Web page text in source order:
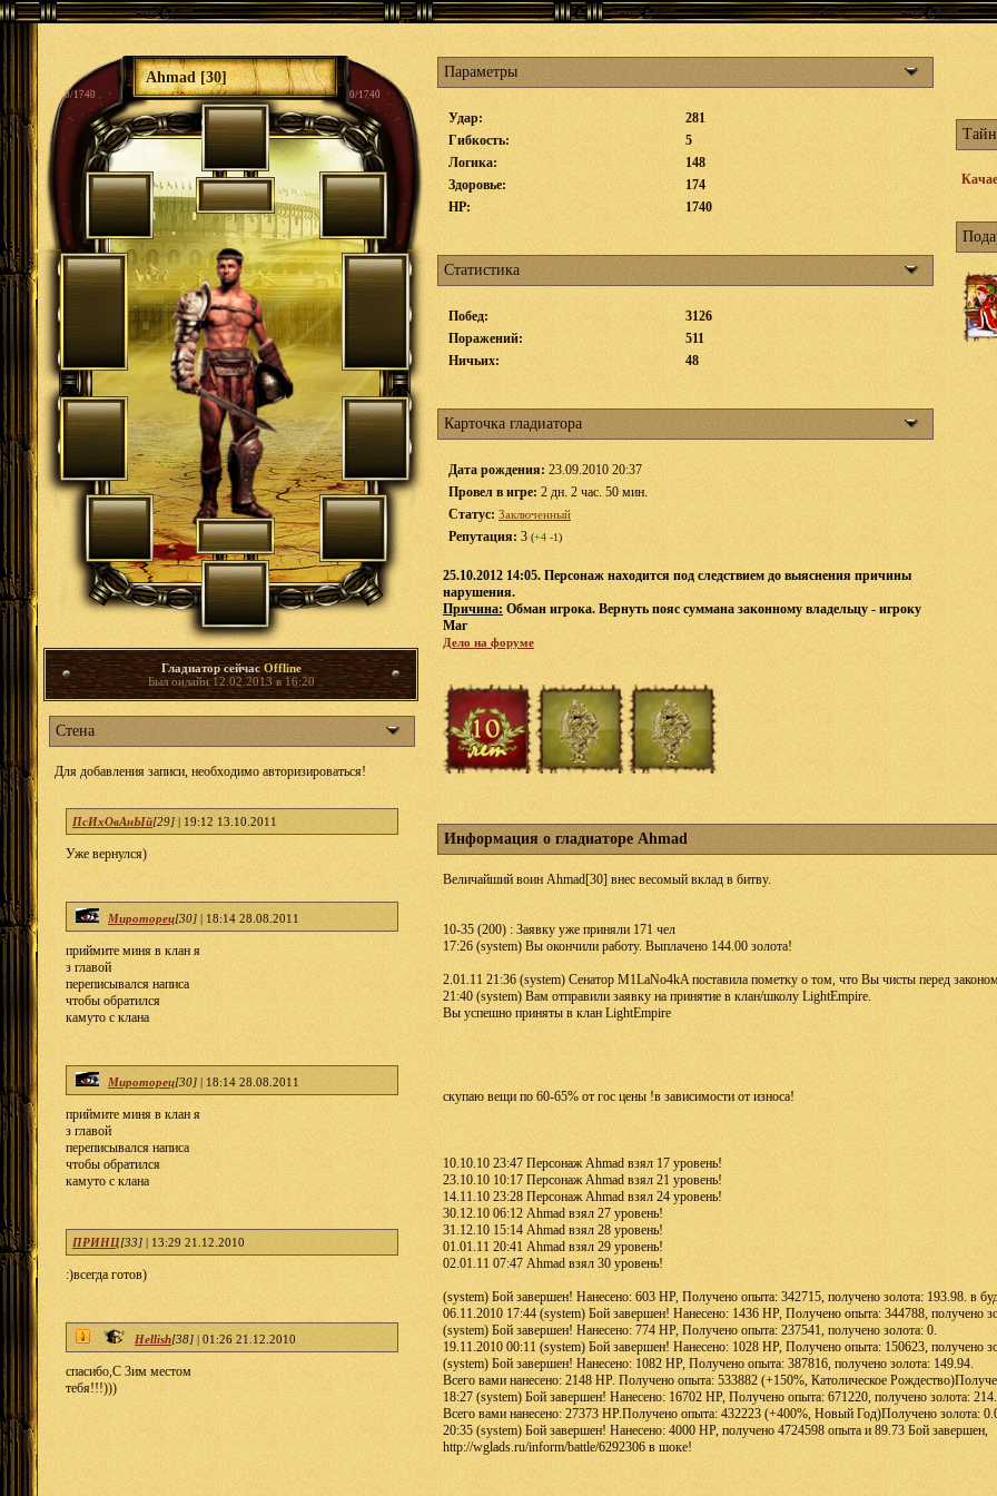
Ahmad [30]
0/1740 0/1740
Гладиатор сейчасOffline
Был онлайн 12.02.2013 в 16:20
Стена
Для добавления записи, необходимо авторизироваться!
ПсИхОвАнЫй[29] | 19:12 13.10.2011
Уже вернулся)
Мироторец[30] | 18:14 28.08.2011
приймите миня в клан я
з главой
переписывался написа
чтобы обратился
камуто с клана
Мироторец[30] | 18:14 28.08.2011
приймите миня в клан я
з главой
переписывался написа
чтобы обратился
камуто с клана
ПРИНЦ[33] | 13:29 21.12.2010
:)всегда готов)
Hellish[38] | 01:26 21.12.2010
спасибо,С 3им местом
тебя!!!)))
Параметры
Удар:
281
Гибкость:
5
Логика:
148
Здоровье:
174
HP:
1740
Статистика
Побед:
3126
Поражений:
511
Ничьих:
48
Карточка гладиатора
Дата рождения: 23.09.2010 20:37
Провел в игре: 2 дн. 2 час. 50 мин.
Статус: Заключенный
Репутация: 3 (+4 -1)
25.10.2012 14:05. Персонаж находится под следствием до выяснения причины
нарушения.
Причина: Обман игрока. Вернуть пояс суммана законному владельцу - игроку
Маг
Дело на форуме
Информация о гладиаторе Ahmad
Величайший воин Ahmad[30] внес весомый вклад в битву.
10-35 (200) : Заявку уже приняли 171 чел
17:26 (system) Вы окончили работу. Выплачено 144.00 золота!
2.01.11 21:36 (system) Сенатор M1LaNo4kA поставила пометку о том, что Вы чисты перед
21:40 (system) Вам отправили заявку на принятие в клан/школу LightEmpire.
Вы успешно приняты в клан LightEmpire
скупаю вещи по 60-65% от гос цены !в зависимости от износа!
10.10.10 23:47 Персонаж Ahmad взял 17 уровень!
23.10.10 10:17 Персонаж Ahmad взял 21 уровень!
14.11.10 23:28 Персонаж Ahmad взял 24 уровень!
30.12.10 06:12 Ahmad взял 27 уровень!
31.12.10 15:14 Ahmad взял 28 уровень!
01.01.11 20:41 Ahmad взял 29 уровень!
02.01.11 07:47 Ahmad взял 30 уровень!
(system) Бой завершен! Нанесено: 603 HP, Получено опыта: 342715, получено золота: 193.98. в
06.11.2010 17:44 (system) Бой завершен! Нанесено: 1436 HP, Получено опыта: 344788, получено
(system) Бой завершен! Нанесено: 774 HP, Получено опыта: 237541, получено золота: 0.
19.11.2010 00:11 (system) Бой завершен! Нанесено: 1028 HP, Получено опыта: 150623, получено
(system) Бой завершен! Нанесено: 1082 HP, Получено опыта: 387816, получено золота: 149.94.
Всего вами нанесено: 2148 HP. Получено опыта: 533882 (+150%, Католическое
18:27 (system) Бой завершен! Нанесено: 16702 HP, Получено опыта: 671220, получено золота:
Всего вами нанесено: 27373 HP.Получено опыта: 432223 (+400%, Новый Год)Получено золота:
20:35 (system) Бой завершен! Нанесено: 4000 HP, получено 4724598 опыта и 89.73 Бой завершен,
http://wglads.ru/inform/battle/6292306 в шоке!